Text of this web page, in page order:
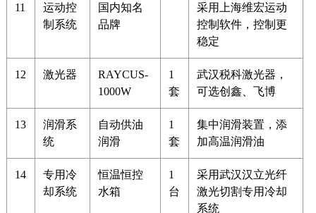
11
运动控
制系统
国内知名
品牌
采用上海维宏运动
控制软件，控制更
稳定
12 激光器
RAYCUS-
1000W
1
套
武汉税科激光器，
可选创鑫、飞博
13
润滑系
统
自动供油
润滑
1
套
集中润滑装置，添
加高温润滑油
14
专用冷
却系统
恒温恒控
水箱
1
台
采用武汉汉立光纤
激光切割专用冷却
系统